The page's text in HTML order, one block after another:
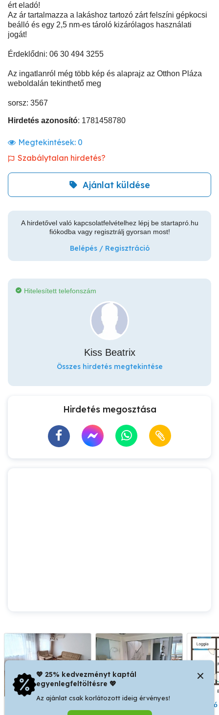
ért eladó!
Az ár tartalmazza a lakáshoz tartozó zárt felszíni gépkocsi
beálló és egy 2,5 nm-es tároló kizárólagos használati
jogát!
Érdeklődni: 06 30 494 3255
Az ingatlanról még több kép és alaprajz az Otthon Pláza
weboldalán tekinthető meg
sorsz: 3567
Hirdetés azonosító: 1781458780
Megtekintések: 0
Szabálytalan hirdetés?
Ajánlat küldése
A hirdetővel való kapcsolatfelvételhez lépj be startapró.hu
fiókodba vagy regisztrálj gyorsan most!
Belépés / Regisztráció
Hitelesített telefonszám
Kiss Beatrix
Összes hirdetés megtekintése
Hirdetés megosztása
utcában 64 m2 lakás
nappali bérbe
💖 25% kedvezményt kaptál
egyenlegfeltöltésre 💖
Az ajánlat csak korlátozott ideig érvényes!